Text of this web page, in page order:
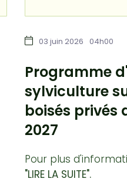
03 juin 2026 04h00
Programme
sylviculture
boisés privés
2027
Pour plus
"LIRE LA SUITE".